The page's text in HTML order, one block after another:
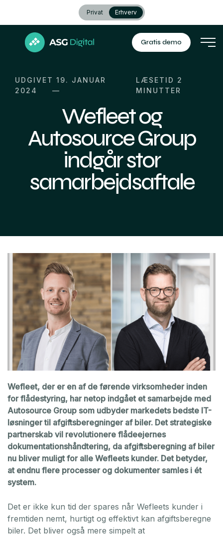
Privat Erhverv
Gratis demo
UDGIVET 19. JANUAR
2024
LÆSETID 2
MINUTTER
Wefleet og
Autosource Group
indgår stor
samarbejdsaftale
Wefleet, der er en af de førende virksomheder inden
for flådestyring, har netop indgået et samarbejde med
Autosource Group som udbyder markedets bedste IT-
løsninger til afgiftsberegninger af biler. Det strategiske
partnerskab vil revolutionere flådeejernes
dokumentationshåndtering, da afgiftsberegning af biler
nu bliver muligt for alle Wefleets kunder. Det betyder,
at endnu flere processer og dokumenter samles i ét
system.
Det er ikke kun tid der spares når Wefleets kunder i
fremtiden nemt, hurtigt og effektivt kan afgiftsberegne
biler. Det bliver også mere simpelt at